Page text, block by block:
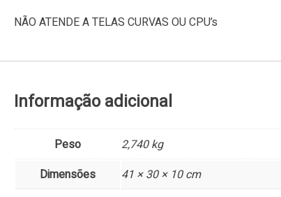
NÃO ATENDE A TELAS CURVAS OU CPU’s
Informação adicional
Peso
2,740 kg
Dimensões
41 × 30 × 10 cm